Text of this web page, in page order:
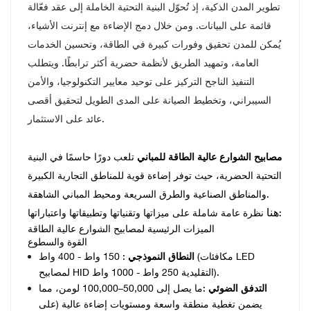
تطوير المدن الذكية، إذ تُحوّل البنية التحتية الخاملة إلى عقد فعّالة
قائمة على البيانات. ومن خلال دمج الإضاءة مع إنترنت الأشياء،
يُمكن للمدن تحقيق وفورات كبيرة في الطاقة، وتحسين الخدمات
العامة، وتمهيد الطريق لأنظمة حضرية أكثر ترابطًا. ويتطلب
التنفيذ الناجح التركيز على توحيد معايير التكنولوجيا، والأمن
السيبراني، وتخطيط الصيانة على المدى الطويل لتحقيق أقصى
عائد على الاستثمار.
مصابيح الشوارع عالية الطاقة للمباني تلعب دورًا حاسمًا في البنية
التحتية الحضرية، حيث توفر إضاءة قوية للمناطق التجارية الكبيرة
والمناطق الصناعية والطرق السريعة ومحيط المباني الشاهقة.
هنانظرة عامة شاملة على ميزاتها وتقنياتها وتطبيقاتها واعتباراتها:
الميزات الرئيسية لمصابيح الشوارع عالية الطاقة
القوة والسطوع
النطاق النموذجي
: 150 واط - 400 واط (مكافئات LED
لمصابيح HID التقليدية 250 واط - 1000 واط).
التدفق الضوئي
:ما يصل إلى 50,000–100,000 لومن، مما
يضمن تغطية منطقة واسعة ومستويات إضاءة عالية (على